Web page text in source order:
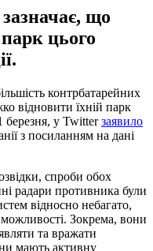
що
цього
контрбатарейних
відновити їхній парк
березня, у Twitterзаявило
з посиланням на дані
спроби обох
радари противника були
відносно небагато,
Зокрема, вони
та вражати
мають активну